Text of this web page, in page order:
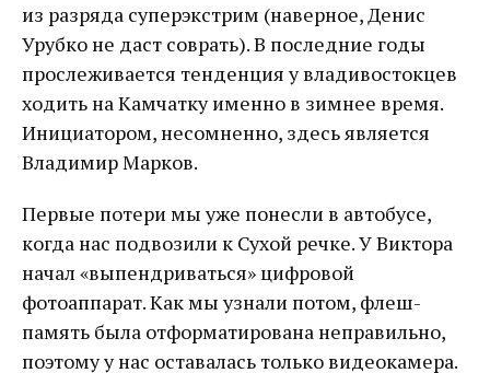
из разряда суперэкстрим (наверное, Денис
Урубко не даст соврать). В последние годы
прослеживается тенденция у владивостокцев
ходить на Камчатку именно в зимнее время.
Инициатором, несомненно, здесь является
Владимир Марков.
Первые потери мы уже понесли в автобусе,
когда нас подвозили к Сухой речке. У Виктора
начал «выпендриваться» цифровой
фотоаппарат. Как мы узнали потом, флеш-
память была отформатирована неправильно,
поэтому у нас оставалась только видеокамера.